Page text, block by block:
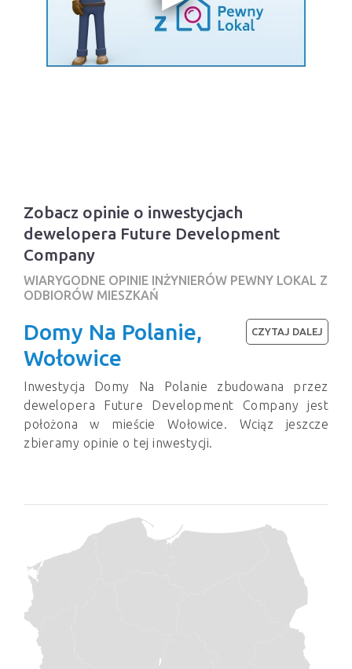
Zobacz opinie o inwestycjach
dewelopera Future Development
Company
WIARYGODNE OPINIE INŻYNIERÓW PEWNY LOKAL Z
ODBIORÓW MIESZKAŃ
Domy Na Polanie,
Wołowice
Inwestycja Domy Na Polanie zbudowana przez
dewelopera Future Development Company jest
położona w mieście Wołowice. Wciąz jeszcze
zbieramy opinie o tej inwestycji.
CZYTAJ DALEJ